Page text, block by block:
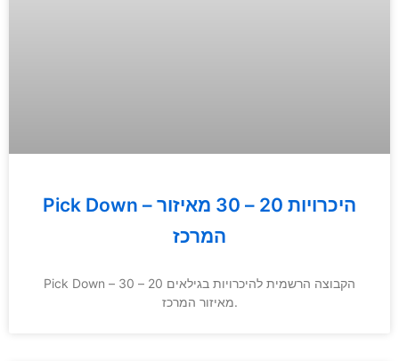
Pick Down – היכרויות 20 – 30 מאיזור
המרכז
Pick Down – הקבוצה הרשמית להיכרויות בגילאים 20 – 30
מאיזור המרכז.